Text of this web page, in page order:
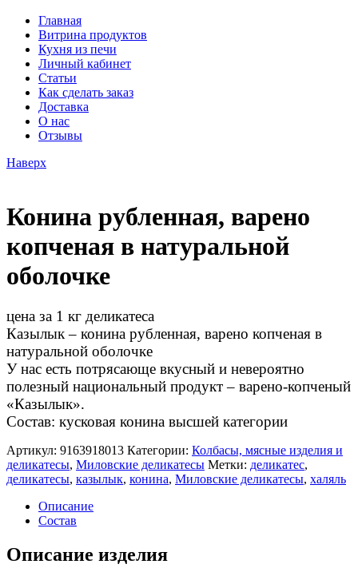
Главная
Витрина продуктов
Кухня из печи
Личный кабинет
Статьи
Как сделать заказ
Доставка
О нас
Отзывы
Наверх
Конина рубленная, варено
копченая в натуральной
оболочке
цена за 1 кг деликатеса
Казылык – конина рубленная, варено копченая в
натуральной оболочке
У нас есть потрясающе вкусный и невероятно
полезный национальный продукт – варено-копченый
«Казылык».
Состав: кусковая конина высшей категории
Артикул: 9163918013 Категории: Колбасы, мясные изделия и
деликатесы, Миловские деликатесы Метки: деликатес,
деликатесы, казылык, конина, Миловские деликатесы, халяль
Описание
Состав
Описание изделия